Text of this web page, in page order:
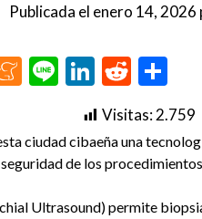
Publicada el enero 14, 2026
Meneame
LineLinkedIn
Reddit
Visitas:2.759
ciudad cibaeña una
de los
Ultrasound) permite